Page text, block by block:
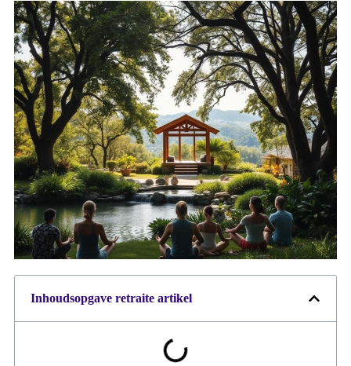
Inhoudsopgave retraite artikel